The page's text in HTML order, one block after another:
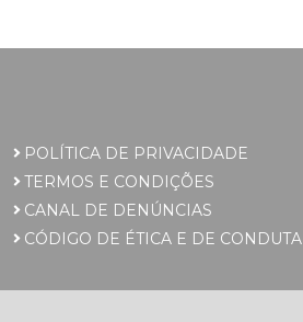
POLÍTICA DE PRIVACIDADE
TERMOS E CONDIÇÕES
CANAL DE DENÚNCIAS
CÓDIGO DE ÉTICA E DE CONDUTA